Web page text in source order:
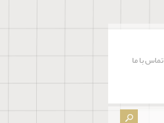
تماس با ما